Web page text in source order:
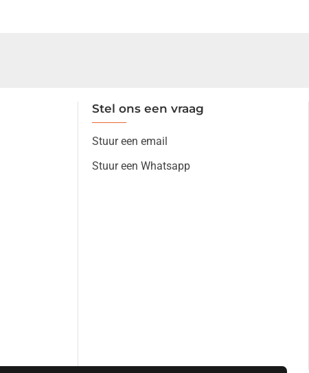
Stel ons een vraag
Stuur een email
Stuur een Whatsapp